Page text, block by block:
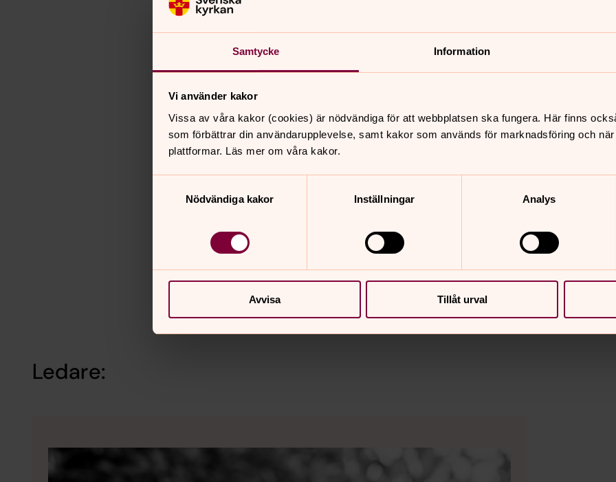
Samtycke Information
Vi använder kakor
Vissa av våra kakor (cookies) är nödvändiga för att webbplatsen ska fungera. Här finns
som förbättrar din användarupplevelse, samt kakor som används för marknadsföring och
plattformar. Läs mer om våra kakor.
Nödvändiga kakor
Inställningar Analys
Avvisa Tillåt urval
Ledare: